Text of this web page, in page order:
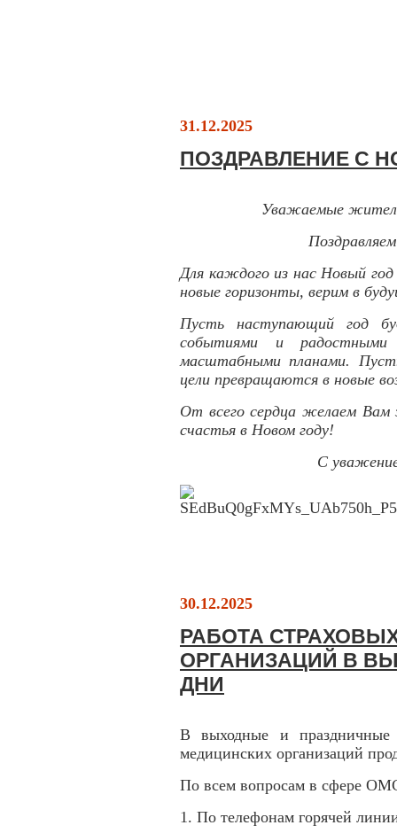
31.12.2025
ПОЗДРАВЛЕНИЕ С
Уважаемые
Для каждого из нас Новый
новые горизонты, верим в
Пусть наступающий год
событиями и радостными
масштабными планами.
цели превращаются в новые
От всего сердца желаем Вам
счастья в Новом году!
С
30.12.2025
РАБОТА
ОРГАНИЗАЦИЙ В
ДНИ
В выходные и праздничные
медицинских организаций
По всем вопросам в сфере
1. По телефонам горячей